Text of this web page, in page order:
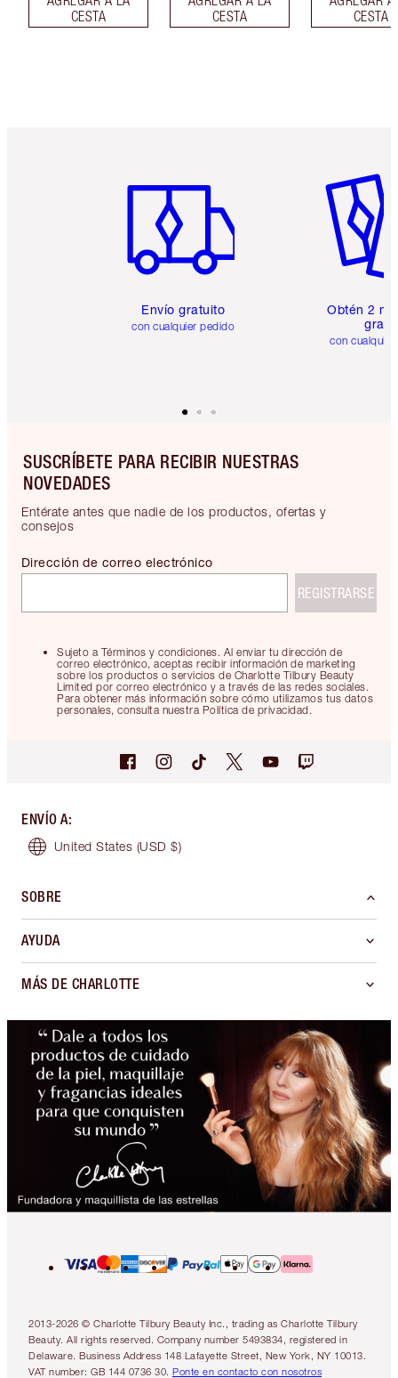
CESTA
CESTA
CESTA
Envío gratuito
con cualquier pedido
Obtén 2
gratis
con
SUSCRÍBETE PARA RECIBIR NUESTRAS
NOVEDADES
Entérate antes que nadie de los productos, ofertas y
consejos
Sujeto a Términos y condiciones. Al enviar tu dirección de
correo electrónico, aceptas recibir información de marketing
sobre los productos o servicios de Charlotte Tilbury Beauty
Limited por correo electrónico y a través de las redes sociales.
Para obtener más información sobre cómo utilizamos tus datos
personales, consulta nuestra Política de privacidad.
Dirección de correo electrónico
REGISTRARSE
ENVÍO A:
United States (USD $)
SOBRE
AYUDA
MÁS DE CHARLOTTE
2013-2026 © Charlotte Tilbury Beauty Inc., trading as Charlotte Tilbury
Beauty. All rights reserved. Company number 5493834, registered in
Delaware. Business Address 148 Lafayette Street, New York, NY 10013.
VAT number: GB 144 0736 30. Ponte en contacto con nosotros